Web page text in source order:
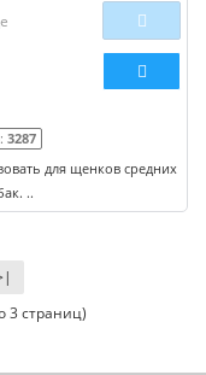
3287
для щенков средних
..
3 страниц)